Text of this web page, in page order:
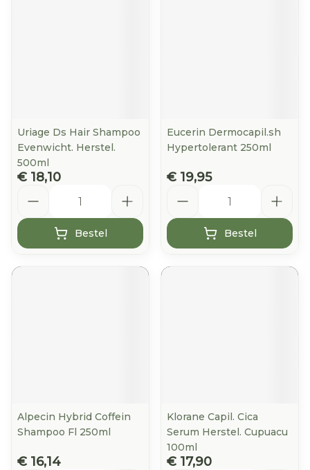
Uriage Ds Hair Shampoo
Evenwicht. Herstel.
500ml
€ 18,10
Bestel
Eucerin Dermocapil.sh
Hypertolerant 250ml
€ 19,95
Bestel
Alpecin Hybrid Coffein
Shampoo Fl 250ml
€ 16,14
Klorane Capil. Cica
Serum Herstel. Cupuacu
100ml
€ 17,90